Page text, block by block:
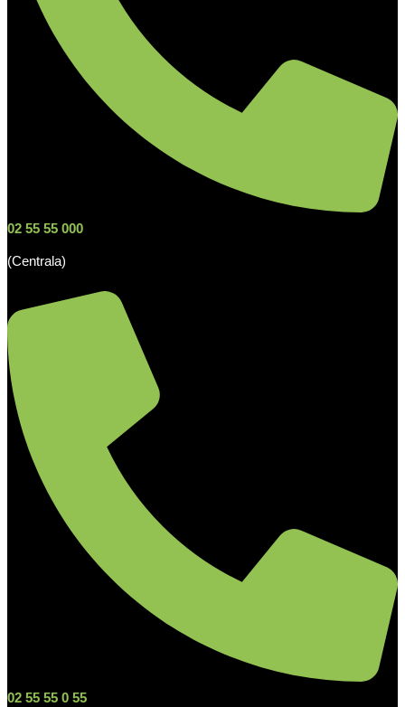
02 55 55 000
(Centrala)
02 55 55 0 55